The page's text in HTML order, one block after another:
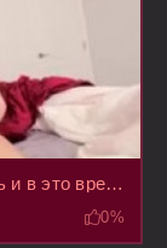
Пацан стырил у бати виагру потестить и в это время вернулась мать с работы, пришлось ебать ее
0%